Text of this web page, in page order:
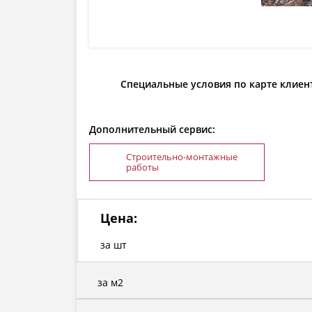
Специальные условия по карте
Дополнительный сервис:
Строительно-монтажные
работы
Цена:
за шт
за м2